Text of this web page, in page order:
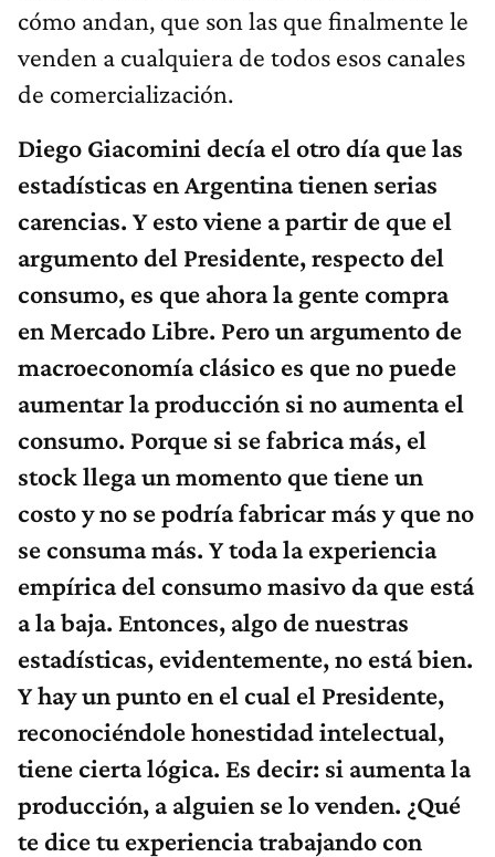
cómo andan, que son las que finalmente le
venden a cualquiera de todos esos canales
de comercialización.
Diego Giacomini decía el otro día que las
estadísticas en Argentina tienen serias
carencias. Y esto viene a partir de que el
argumento del Presidente, respecto del
consumo, es que ahora la gente compra
en Mercado Libre. Pero un argumento de
macroeconomía clásico es que no puede
aumentar la producción si no aumenta el
consumo. Porque si se fabrica más, el
stock llega un momento que tiene un
costo y no se podría fabricar más y que no
se consuma más. Y toda la experiencia
empírica del consumo masivo da que está
a la baja. Entonces, algo de nuestras
estadísticas, evidentemente, no está bien.
Y hay un punto en el cual el Presidente,
reconociéndole honestidad intelectual,
tiene cierta lógica. Es decir: si aumenta la
producción, a alguien se lo venden. ¿Qué
te dice tu experiencia trabajando con